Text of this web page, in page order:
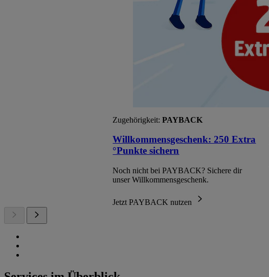
Zugehörigkeit: PAYBACK
Willkommensgeschenk: 250 Extra
°Punkte sichern
Noch nicht bei PAYBACK? Sichere dir
unser Willkommensgeschenk.
Jetzt PAYBACK nutzen